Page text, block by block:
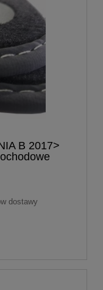
B 2017>
dostawy